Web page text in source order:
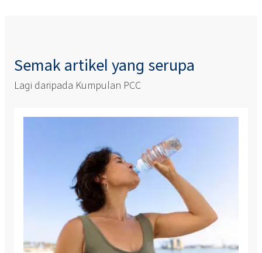
Semak artikel yang serupa
Lagi daripada Kumpulan PCC